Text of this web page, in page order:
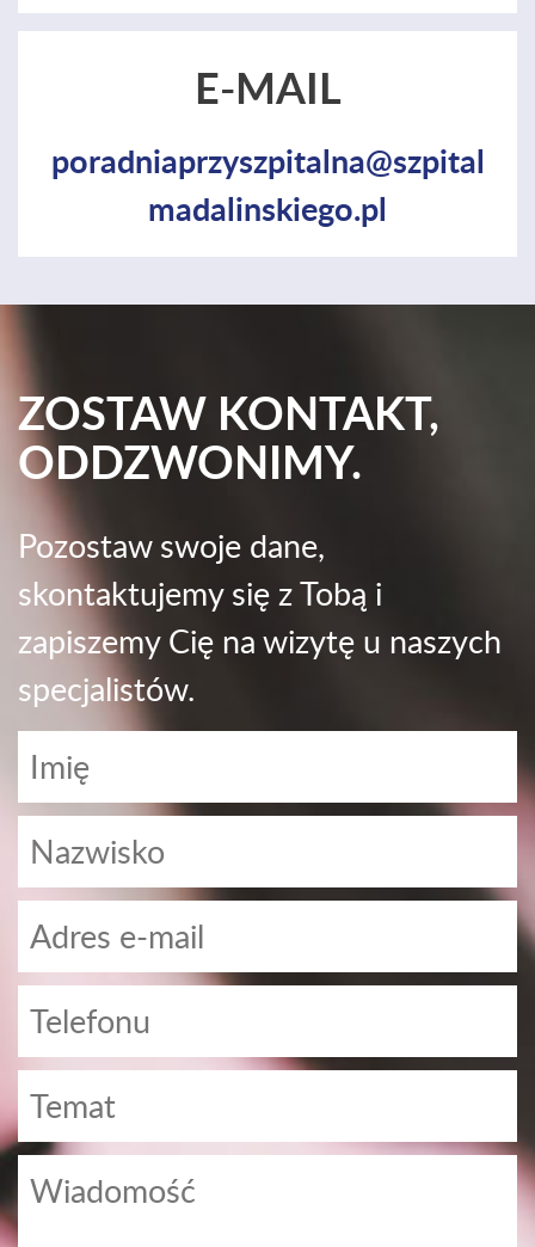
E-MAIL
poradniaprzyszpitalna@szpital
madalinskiego.pl
ZOSTAW KONTAKT,
ODDZWONIMY.
Pozostaw swoje dane,
skontaktujemy się z Tobą i
zapiszemy Cię na wizytę u naszych
specjalistów.